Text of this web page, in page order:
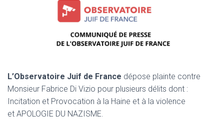
L’Observatoire Juif de France dépose plainte contre
Monsieur Fabrice Di Vizio pour plusieurs délits dont :
Incitation et Provocation à la Haine et à la violence
et APOLOGIE DU NAZISME.